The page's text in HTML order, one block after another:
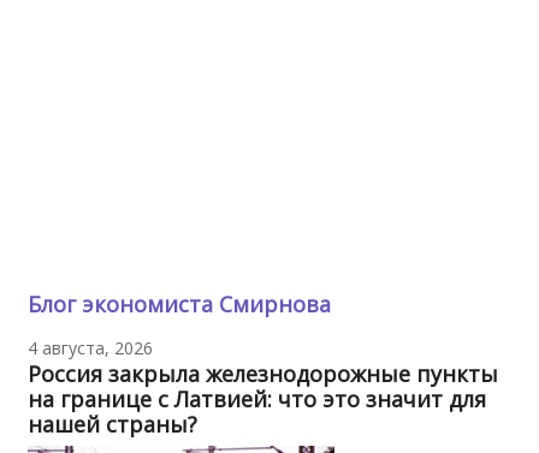
Блог экономиста Смирнова
4 августа, 2026
Россия закрыла железнодорожные пункты
на границе с Латвией: что это значит для
нашей страны?